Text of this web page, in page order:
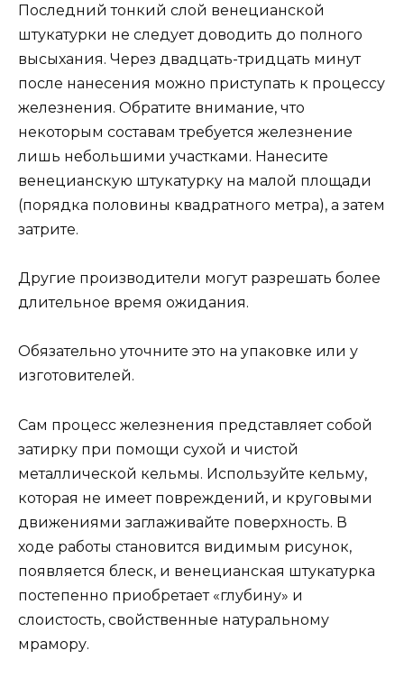
Последний тонкий слой венецианской
штукатурки не следует доводить до полного
высыхания. Через двадцать-тридцать минут
после нанесения можно приступать к процессу
железнения. Обратите внимание, что
некоторым составам требуется железнение
лишь небольшими участками. Нанесите
венецианскую штукатурку на малой площади
(порядка половины квадратного метра), а затем
затрите.
Другие производители могут разрешать более
длительное время ожидания.
Обязательно уточните это на упаковке или у
изготовителей.
Сам процесс железнения представляет собой
затирку при помощи сухой и чистой
металлической кельмы. Используйте кельму,
которая не имеет повреждений, и круговыми
движениями заглаживайте поверхность. В
ходе работы становится видимым рисунок,
появляется блеск, и венецианская штукатурка
постепенно приобретает «глубину» и
слоистость, свойственные натуральному
мрамору.